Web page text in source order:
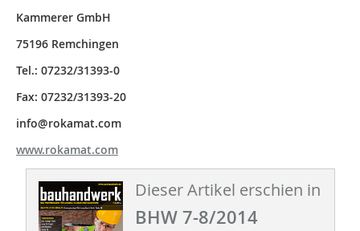
Kammerer GmbH
75196 Remchingen
Tel.: 07232/31393-0
Fax: 07232/31393-20
info@rokamat.com
www.rokamat.com
Dieser Artikel erschien in
BHW 7-8/2014